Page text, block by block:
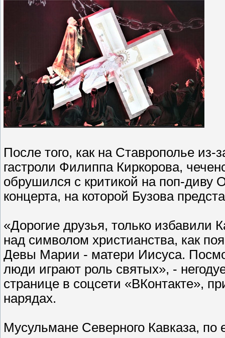
После того, как на Ставрополье из-
гастроли Филиппа Киркорова,
обрушился с критикой на поп-диву
концерта, на которой Бузова
«Дорогие друзья, только избавили
над символом христианства, как
Девы Марии - матери Иисуса.
люди играют роль святых», -
странице в соцсети «ВКонтакте»,
нарядах.
Мусульмане Северного Кавказа, по